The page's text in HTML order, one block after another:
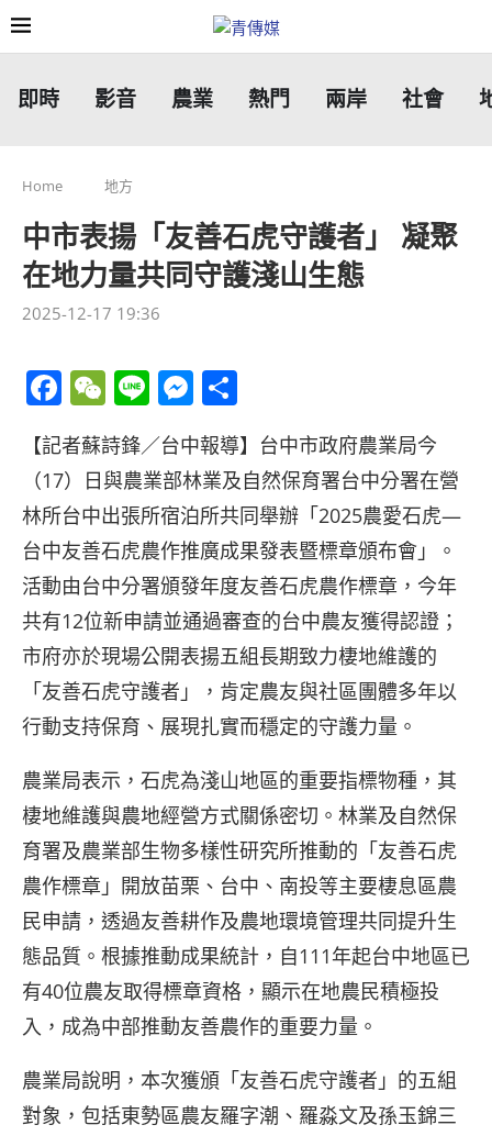
即時 影音 農業 熱門 兩岸 社會
Home 地方
中市表揚「友善石虎守護者」 凝聚
在地力量共同守護淺山生態
2025-12-17 19:36
Facebook
WeChat
LineMessenger
享
【記者蘇詩鋒／台中報導】台中市政府農業局今
（17）日與農業部林業及自然保育署台中分署在營
林所台中出張所宿泊所共同舉辦「2025農愛石虎—
台中友善石虎農作推廣成果發表暨標章頒布會」。
活動由台中分署頒發年度友善石虎農作標章，今年
共有12位新申請並通過審查的台中農友獲得認證；
市府亦於現場公開表揚五組長期致力棲地維護的
「友善石虎守護者」，肯定農友與社區團體多年以
行動支持保育、展現扎實而穩定的守護力量。
農業局表示，石虎為淺山地區的重要指標物種，其
棲地維護與農地經營方式關係密切。林業及自然保
育署及農業部生物多樣性研究所推動的「友善石虎
農作標章」開放苗栗、台中、南投等主要棲息區農
民申請，透過友善耕作及農地環境管理共同提升生
態品質。根據推動成果統計，自111年起台中地區已
有40位農友取得標章資格，顯示在地農民積極投
入，成為中部推動友善農作的重要力量。
農業局說明，本次獲頒「友善石虎守護者」的五組
對象，包括東勢區農友羅字潮、羅淼文及孫玉錦三